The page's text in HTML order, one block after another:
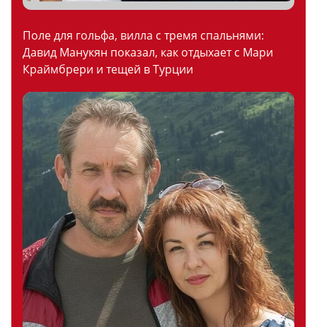
Поле для гольфа, вилла с тремя спальнями:
Давид Манукян показал, как отдыхает с Мари
Краймбрери и тещей в Турции